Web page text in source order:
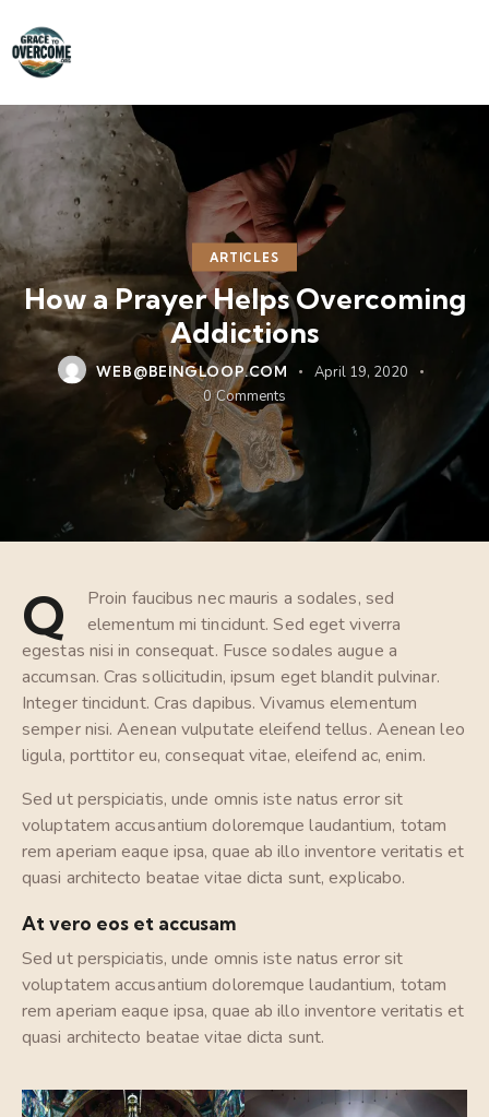
ARTICLES
How a Prayer Helps Overcoming
Addictions
WEB@BEINGLOOP.COM
April 19, 2020
0 Comments
Q
Proin faucibus nec mauris a sodales, sed
elementum mi tincidunt. Sed eget viverra
egestas nisi in consequat. Fusce sodales augue a
accumsan. Cras sollicitudin, ipsum eget blandit pulvinar.
Integer tincidunt. Cras dapibus. Vivamus elementum
semper nisi. Aenean vulputate eleifend tellus. Aenean leo
ligula, porttitor eu, consequat vitae, eleifend ac, enim.
Sed ut perspiciatis, unde omnis iste natus error sit
voluptatem accusantium doloremque laudantium, totam
rem aperiam eaque ipsa, quae ab illo inventore veritatis et
quasi architecto beatae vitae dicta sunt, explicabo.
At vero eos et accusam
Sed ut perspiciatis, unde omnis iste natus error sit
voluptatem accusantium doloremque laudantium, totam
rem aperiam eaque ipsa, quae ab illo inventore veritatis et
quasi architecto beatae vitae dicta sunt.